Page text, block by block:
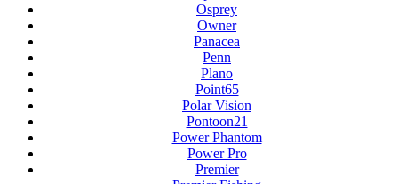
Osprey
Owner
Panacea
Penn
Plano
Point65
Polar Vision
Pontoon21
Power Phantom
Power Pro
Premier